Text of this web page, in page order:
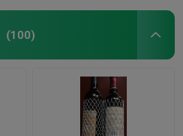
(100)